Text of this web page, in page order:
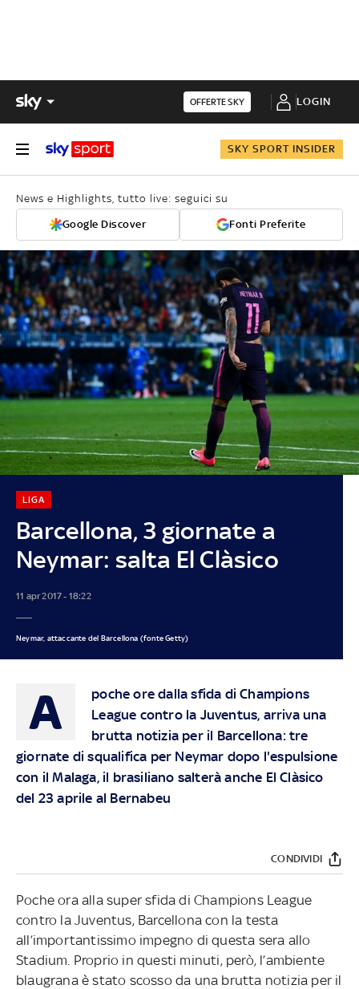
OFFERTE SKY LOGIN
SKY SPORT INSIDER
News e Highlights, tutto live: seguici su
Google Discover Fonti Preferite
Barcellona, 3 giornate a
Neymar: salta El Clàsico
LIGA
11 apr 2017 - 18:22
Neymar, attaccante del Barcellona (fonte Getty)
A
poche ore dalla sfida di Champions
League contro la Juventus, arriva una
brutta notizia per il Barcellona: tre
giornate di squalifica per Neymar dopo l'espulsione
con il Malaga, il brasiliano salterà anche El Clàsico
del 23 aprile al Bernabeu
CONDIVIDI
Poche ora alla super sfida di Champions League
contro la Juventus, Barcellona con la testa
all’importantissimo impegno di questa sera allo
Stadium. Proprio in questi minuti, però, l’ambiente
blaugrana è stato scosso da una brutta notizia per il